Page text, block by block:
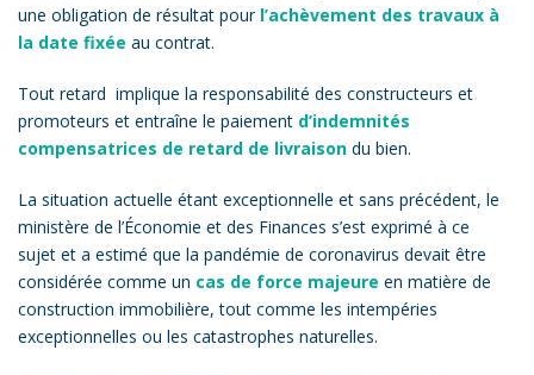
une obligation de résultat pour l’achèvement des travaux à
la date fixée au contrat.
Tout retard implique la responsabilité des constructeurs et
promoteurs et entraîne le paiement d’indemnités
compensatrices de retard de livraison du bien.
La situation actuelle étant exceptionnelle et sans précédent, le
ministère de l’Économie et des Finances s’est exprimé à ce
sujet et a estimé que la pandémie de coronavirus devait être
considérée comme un cas de force majeure en matière de
construction immobilière, tout comme les intempéries
exceptionnelles ou les catastrophes naturelles.